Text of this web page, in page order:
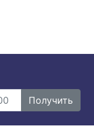
Получить